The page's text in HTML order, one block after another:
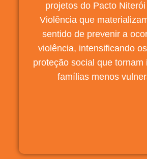
projetos do Pacto
Violência que
sentido de prevenir a
violência, intensificando
proteção social que tornam
famílias menos